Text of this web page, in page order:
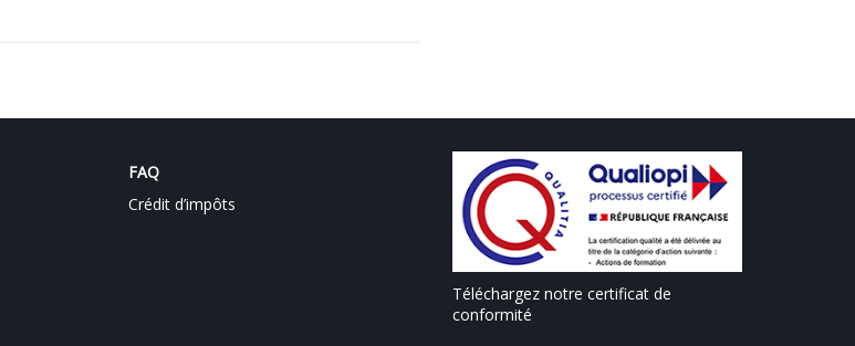
FAQ
Crédit d’impôts
Téléchargez notre certificat de
conformité